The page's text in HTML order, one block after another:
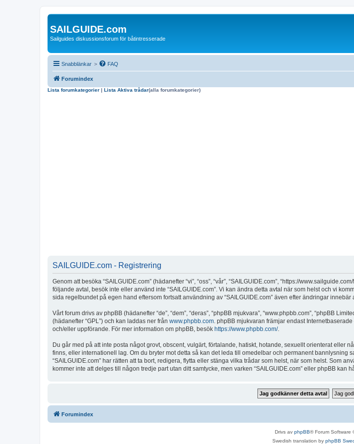
SAILGUIDE.com
Sailguides diskussionsforum för båtintresserade
Snabblänkar > FAQ
Forumindex
Lista forumkategorier | Lista Aktiva trådar(alla forumkategorier)
SAILGUIDE.com - Registrering
Genom att besöka “SAILGUIDE.com” (hädanefter “vi”, “oss”, “vår”, “SAILGUIDE.com”, “https://
följande avtal, besök inte eller använd inte “SAILGUIDE.com”. Vi kan ändra detta avtal när som helst och vi
sida regelbundet på egen hand eftersom fortsatt användning av “SAILGUIDE.com” även efter ändringar
Vårt forum drivs av phpBB (hädanefter “de”, “dem”, “deras”, “phpBB mjukvara”, “www.phpbb.com”, “phpBB
(hädanefter “GPL”) och kan laddas ner från www.phpbb.com. phpBB mjukvaran främjar endast
och/eller uppförande. För mer information om phpBB, besök https://www.phpbb.com/.
Du går med på att inte posta något grovt, obscent, vulgärt, förtalande, hatiskt, hotande, sexuellt orienterat eller
finns, eller internationell lag. Om du bryter mot detta så kan det leda till omedelbar och permanent bannlysning
“SAILGUIDE.com” har rätten att ta bort, redigera, flytta eller stänga vilka trådar som helst, när som helst. Som
kommer inte att delges till någon tredje part utan ditt samtycke, men varken “SAILGUIDE.com” eller phpBB
Forumindex
Drivs av phpBB® Forum Software
Swedish translation by phpBB